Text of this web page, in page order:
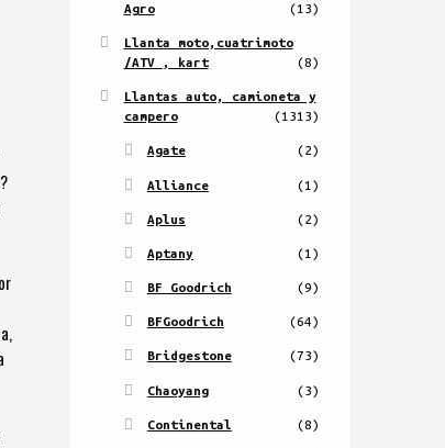
Agro
(13)
Llanta moto,cuatrimoto
/ATV , kart
(8)
Llantas auto, camioneta y
campero
(1313)
Agate (2)
Alliance (1)
Aplus (2)
Aptany (1)
BF Goodrich (9)
BFGoodrich (64)
Bridgestone (73)
Chaoyang (3)
Continental (8)